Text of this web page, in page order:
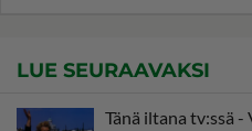
LUE SEURAAVAKSI
Tänä iltana tv:ssä